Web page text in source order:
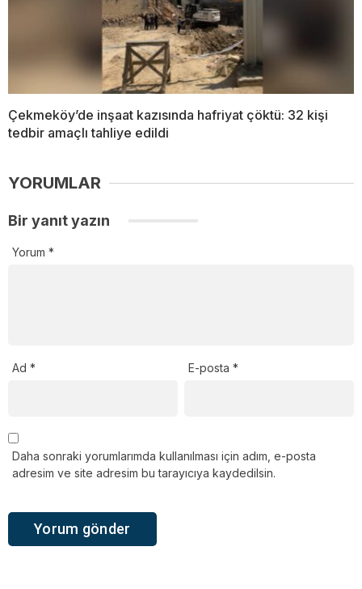
Çekmeköy’de inşaat kazısında hafriyat çöktü: 32 kişi
tedbir amaçlı tahliye edildi
YORUMLAR
Bir yanıt yazın
Yorum *
Ad * E-posta*
Daha sonraki yorumlarımda kullanılması için adım, e-posta
adresim ve site adresim bu tarayıcıya kaydedilsin.